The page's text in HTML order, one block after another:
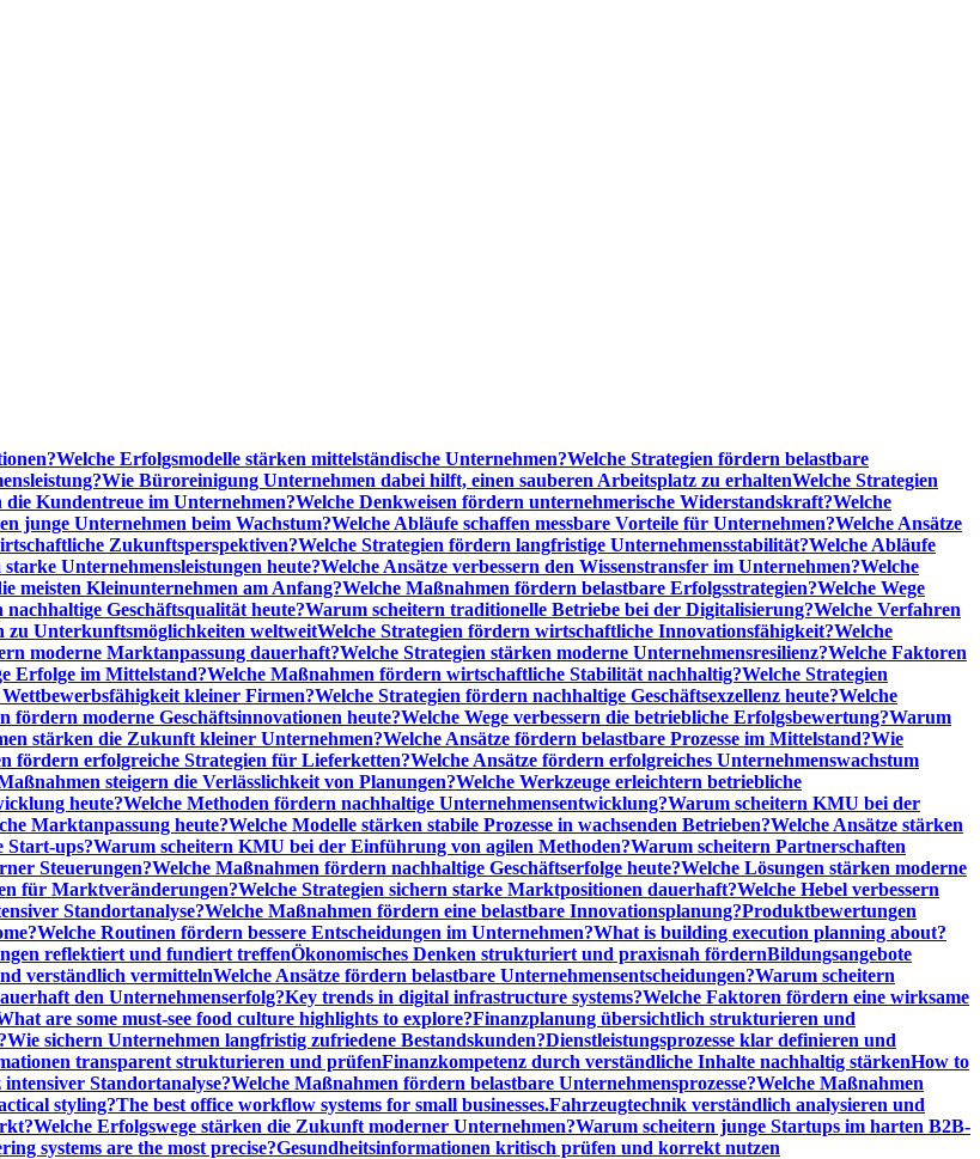
Welche Erfolgsmodelle stärken mittelständische Unternehmen?Welche Strategien fördern belastbare
Wie Büroreinigung Unternehmen dabei hilft, einen sauberen Arbeitsplatz zu erhaltenWelche Strategien
Kundentreue im Unternehmen?Welche Denkweisen fördern unternehmerische Widerstandskraft?Welche
junge Unternehmen beim Wachstum?Welche Abläufe schaffen messbare Vorteile für Unternehmen?Welche Ansätze
Zukunftsperspektiven?Welche Strategien fördern langfristige Unternehmensstabilität?Welche Abläufe
Unternehmensleistungen heute?Welche Ansätze verbessern den Wissenstransfer im Unternehmen?Welche
meisten Kleinunternehmen am Anfang?Welche Maßnahmen fördern belastbare Erfolgsstrategien?Welche Wege
Geschäftsqualität heute?Warum scheitern traditionelle Betriebe bei der Digitalisierung?Welche Verfahren
zu Unterkunftsmöglichkeiten weltweitWelche Strategien fördern wirtschaftliche Innovationsfähigkeit?Welche
moderne Marktanpassung dauerhaft?Welche Strategien stärken moderne Unternehmensresilienz?Welche Faktoren
Erfolge im Mittelstand?Welche Maßnahmen fördern wirtschaftliche Stabilität nachhaltig?Welche Strategien
kleiner Firmen?Welche Strategien fördern nachhaltige Geschäftsexzellenz heute?Welche
fördern moderne Geschäftsinnovationen heute?Welche Wege verbessern die betriebliche Erfolgsbewertung?Warum
stärken die Zukunft kleiner Unternehmen?Welche Ansätze fördern belastbare Prozesse im Mittelstand?Wie
fördern erfolgreiche Strategien für Lieferketten?Welche Ansätze fördern erfolgreiches Unternehmenswachstum
steigern die Verlässlichkeit von Planungen?Welche Werkzeuge erleichtern betriebliche
heute?Welche Methoden fördern nachhaltige Unternehmensentwicklung?Warum scheitern KMU bei der
Marktanpassung heute?Welche Modelle stärken stabile Prozesse in wachsenden Betrieben?Welche Ansätze stärken
Start-ups?Warum scheitern KMU bei der Einführung von agilen Methoden?Warum scheitern Partnerschaften
Steuerungen?Welche Maßnahmen fördern nachhaltige Geschäftserfolge heute?Welche Lösungen stärken moderne
für Marktveränderungen?Welche Strategien sichern starke Marktpositionen dauerhaft?Welche Hebel verbessern
Standortanalyse?Welche Maßnahmen fördern eine belastbare Innovationsplanung?Produktbewertungen
Welche Routinen fördern bessere Entscheidungen im Unternehmen?What is building execution planning about?
reflektiert und fundiert treffenÖkonomisches Denken strukturiert und praxisnah fördernBildungsangebote
verständlich vermittelnWelche Ansätze fördern belastbare Unternehmensentscheidungen?Warum scheitern
den Unternehmenserfolg?Key trends in digital infrastructure systems?Welche Faktoren fördern eine wirksame
are some must-see food culture highlights to explore?Finanzplanung übersichtlich strukturieren und
Wie sichern Unternehmen langfristig zufriedene Bestandskunden?Dienstleistungsprozesse klar definieren und
transparent strukturieren und prüfenFinanzkompetenz durch verständliche Inhalte nachhaltig stärkenHow to
Standortanalyse?Welche Maßnahmen fördern belastbare Unternehmensprozesse?Welche Maßnahmen
styling?The best office workflow systems for small businesses.Fahrzeugtechnik verständlich analysieren und
Welche Erfolgswege stärken die Zukunft moderner Unternehmen?Warum scheitern junge Startups im harten B2B-
systems are the most precise?Gesundheitsinformationen kritisch prüfen und korrekt nutzen